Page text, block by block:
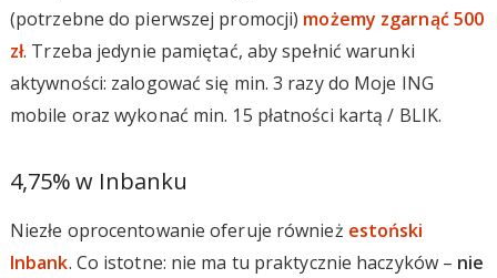
(potrzebne do pierwszej promocji) możemy zgarnąć 500
zł. Trzeba jedynie pamiętać, aby spełnić warunki
aktywności: zalogować się min. 3 razy do Moje ING
mobile oraz wykonać min. 15 płatności kartą / BLIK.
4,75% w Inbanku
Niezłe oprocentowanie oferuje również estoński
Inbank. Co istotne: nie ma tu praktycznie haczyków – nie